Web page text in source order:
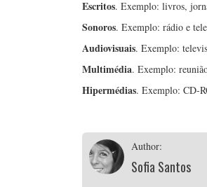
Escritos. Exemplo: livros,
Sonoros. Exemplo: rádio e
Audiovisuais. Exemplo:
Multimédia. Exemplo:
Hipermédias. Exemplo: CD-
Author:
Sofia Santos